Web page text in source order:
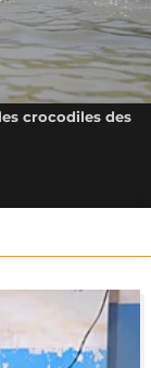
crocodiles des